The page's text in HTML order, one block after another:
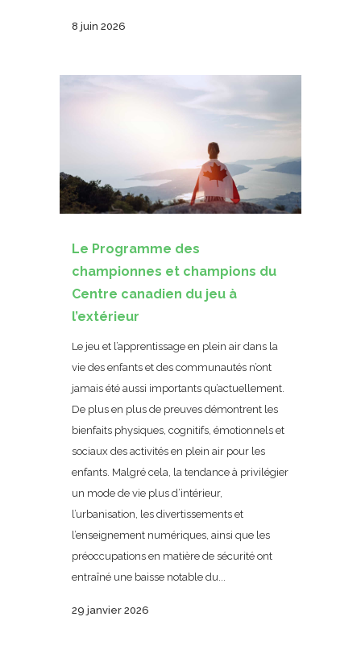
8 juin 2026
Le Programme des
championnes et champions du
Centre canadien du jeu à
l’extérieur
Le jeu et l’apprentissage en plein air dans la
vie des enfants et des communautés n’ont
jamais été aussi importants qu’actuellement.
De plus en plus de preuves démontrent les
bienfaits physiques, cognitifs, émotionnels et
sociaux des activités en plein air pour les
enfants. Malgré cela, la tendance à privilégier
un mode de vie plus d’intérieur,
l’urbanisation, les divertissements et
l’enseignement numériques, ainsi que les
préoccupations en matière de sécurité ont
entraîné une baisse notable du...
29 janvier 2026